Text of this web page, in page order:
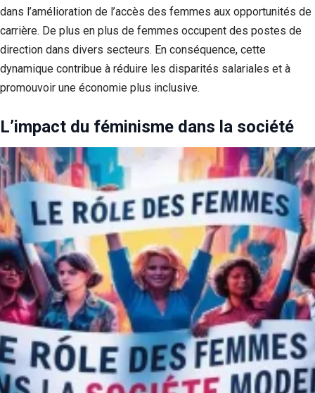
dans l’amélioration de l’accès des femmes aux opportunités de
carrière. De plus en plus de femmes occupent des postes de
direction dans divers secteurs. En conséquence, cette
dynamique contribue à réduire les disparités salariales et à
promouvoir une économie plus inclusive.
L’impact du féminisme dans la société